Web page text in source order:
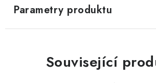
Parametry produktu
Související